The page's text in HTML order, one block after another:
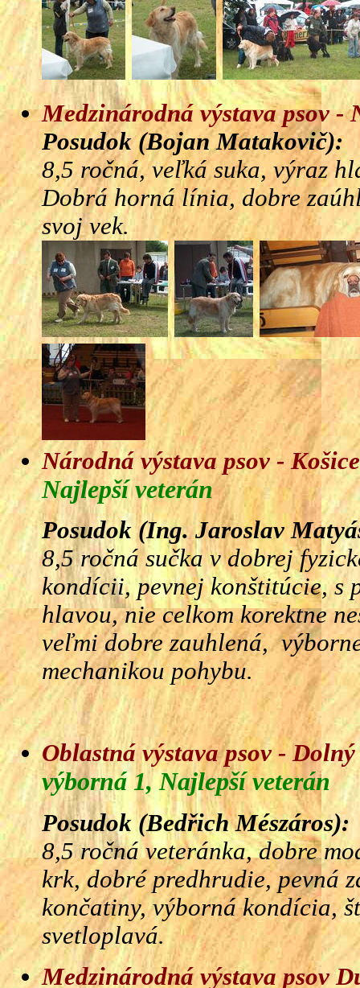
Medzinárodná výstava psov
Posudok (Bojan Matakovič):
8,5 ročná, veľká suka, výraz
Dobrá horná línia, dobre
svoj vek.
Národná výstava psov -
Najlepší veterán
Posudok (Ing. Jaroslav
8,5 ročná sučka v dobrej
kondícii, pevnej konštitúcie, s
hlavou, nie celkom korektne
veľmi dobre zauhlená,
mechanikou pohybu.
Oblastná výstava psov -
výborná 1, Najlepší veterán
Posudok (Bedřich Mészáros):
8,5 ročná veteránka, dobre
krk, dobré predhrudie, pevná
končatiny, výborná kondícia,
svetloplavá.
Medzinárodná výstava psov